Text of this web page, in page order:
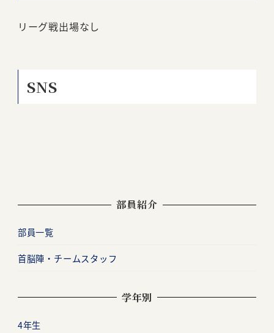
リーグ戦出場なし
SNS
部員紹介
部員一覧
首脳陣・チームスタッフ
学年別
4年生